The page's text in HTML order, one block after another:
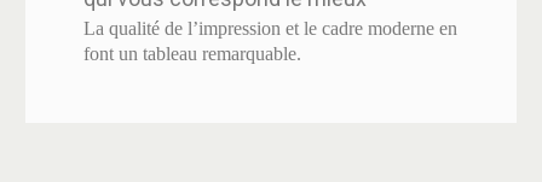
La qualité de l’impression et le cadre moderne en
font un tableau remarquable.